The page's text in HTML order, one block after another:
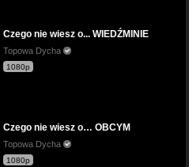
Czego nie wiesz o... WIEDŹMINIE
Topowa Dycha
1080p
Czego nie wiesz o… OBCYM
Topowa Dycha
1080p